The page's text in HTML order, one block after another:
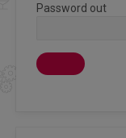
Password out